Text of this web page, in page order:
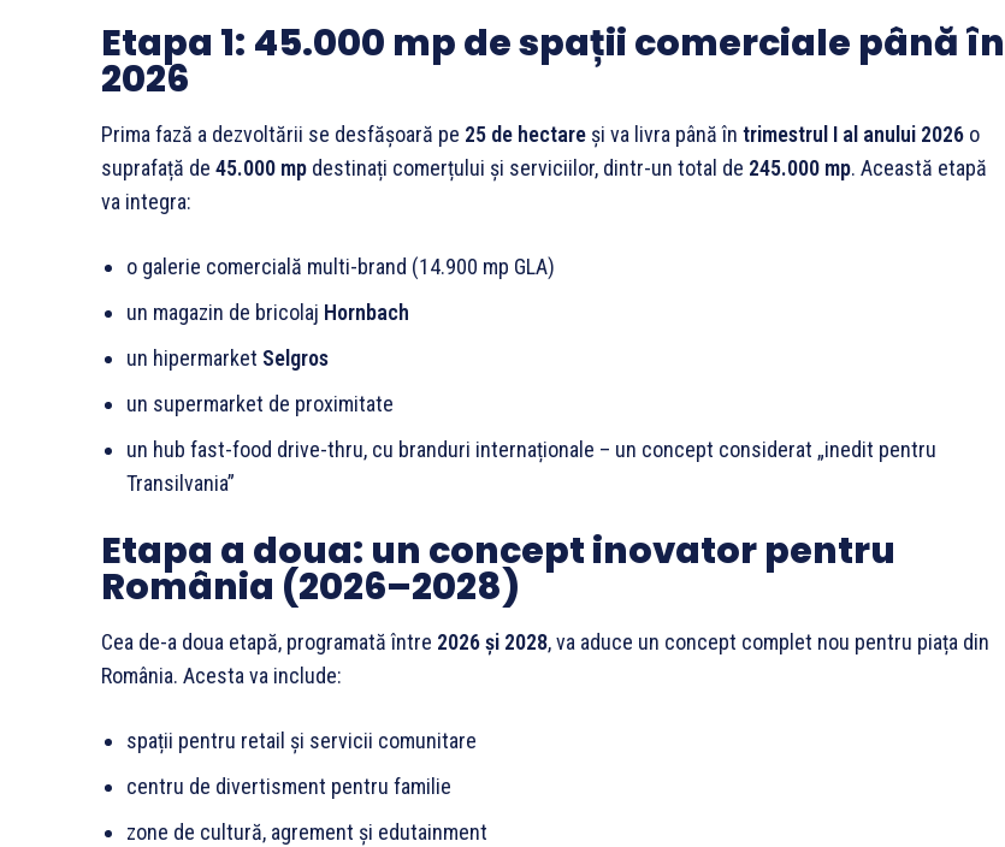
Etapa 1: 45.000 mp de spații comerciale până în
2026
Prima fază a dezvoltării se desfășoară pe 25 de hectare și va livra până în trimestrul I al anului 2026 o
suprafață de 45.000 mp destinați comerțului și serviciilor, dintr-un total de 245.000 mp. Această etapă
va integra:
o galerie comercială multi-brand (14.900 mp GLA)
un magazin de bricolaj Hornbach
un hipermarket Selgros
un supermarket de proximitate
un hub fast-food drive-thru, cu branduri internaționale – un concept considerat „inedit pentru
Transilvania”
Etapa a doua: un concept inovator pentru
România (2026–2028)
Cea de-a doua etapă, programată între 2026 și 2028, va aduce un concept complet nou pentru piața din
România. Acesta va include:
spații pentru retail și servicii comunitare
centru de divertisment pentru familie
zone de cultură, agrement și edutainment